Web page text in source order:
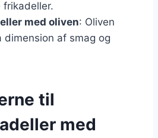
med oliven: Oliven
dimension af smag og
til
med